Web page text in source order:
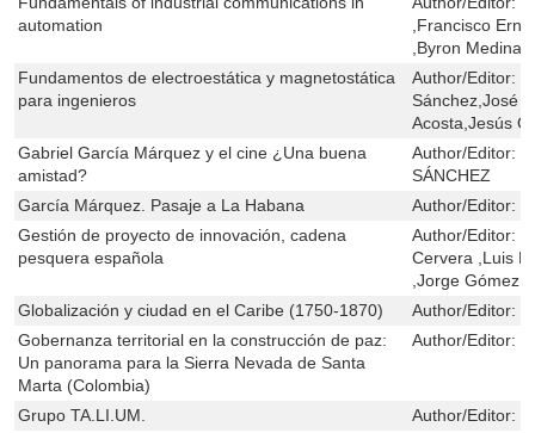
automation
,Francisco
,Byron Medina
Fundamentos de electroestática y magnetostática
para ingenieros
Author/Editor:
Sánchez,José
Acosta,Jesús
Gabriel García Márquez y el cine ¿Una buena
amistad?
Author/Editor:
SÁNCHEZ
García Márquez. Pasaje a La Habana
Author/Editor:
Gestión de proyecto de innovación, cadena
pesquera española
Author/Editor:
Cervera ,Luis
,Jorge Gómez
Globalización y ciudad en el Caribe (1750-1870)
Author/Editor:
Gobernanza territorial en la construcción de paz:
Un panorama para la Sierra Nevada de Santa
Marta (Colombia)
Author/Editor:
Grupo TA.LI.UM. Author/Editor: